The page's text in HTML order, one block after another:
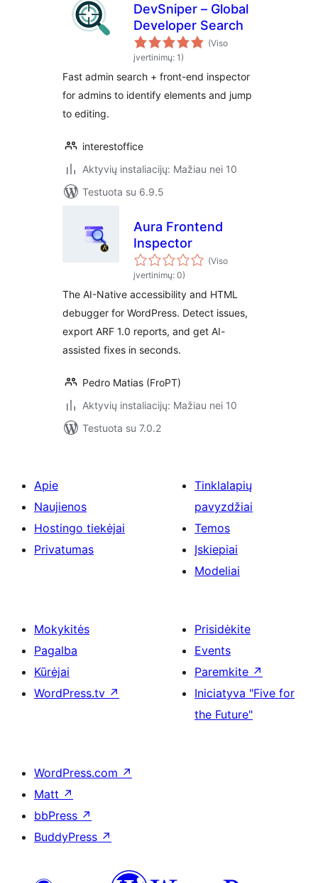
DevSniper – Global
Developer Search
(Viso
įvertinimų: 1)
Fast admin search + front-end inspector
for admins to identify elements and jump
to editing.
interestoffice
Aktyvių instaliacijų: Mažiau nei 10
Testuota su 6.9.5
Aura Frontend
Inspector
(Viso
įvertinimų: 0)
The AI-Native accessibility and HTML
debugger for WordPress. Detect issues,
export ARF 1.0 reports, and get AI-
assisted fixes in seconds.
Pedro Matias (FroPT)
Aktyvių instaliacijų: Mažiau nei 10
Testuota su 7.0.2
Apie
Naujienos
Hostingo tiekėjai
Privatumas
Tinklalapių
pavyzdžiai
Temos
Įskiepiai
Modeliai
Mokykitės
Pagalba
Kūrėjai
WordPress.tv ↗
Prisidėkite
Events
Paremkite ↗
Iniciatyva "Five for
the Future"
WordPress.com ↗
Matt ↗
bbPress ↗
BuddyPress ↗